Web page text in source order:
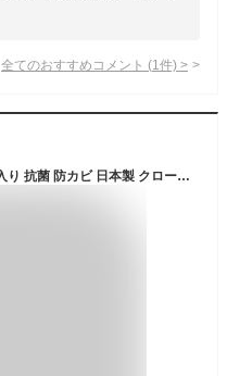
全てのおすすめコメント (1 件) >
防虫 たんすシート 45cm×110cm 5枚入り 抗菌 防カビ 日本製 クローゼット 防虫シート タンス 衣装ケース シート たんす 収納シート 引き出しシート おしゃれ シンプル 保護シート カット 保護マット a-life エーライフ メール便 送料無料